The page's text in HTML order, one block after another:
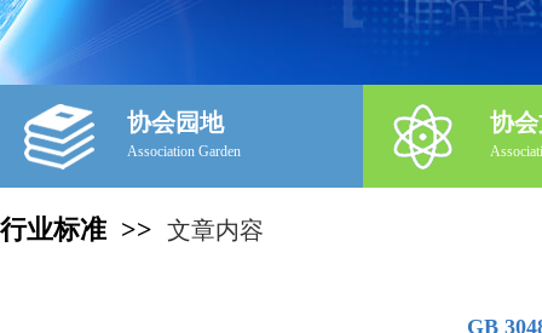
协会园地
Association Garden
协
行业标准 >> 文章内容
GB